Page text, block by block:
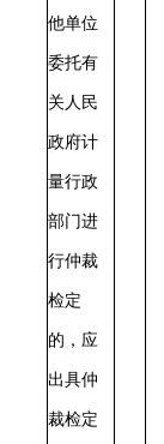
他单位
委托有
关人民
政府计
量行政
部门进
行仲裁
检定
的，应
出具仲
裁检定